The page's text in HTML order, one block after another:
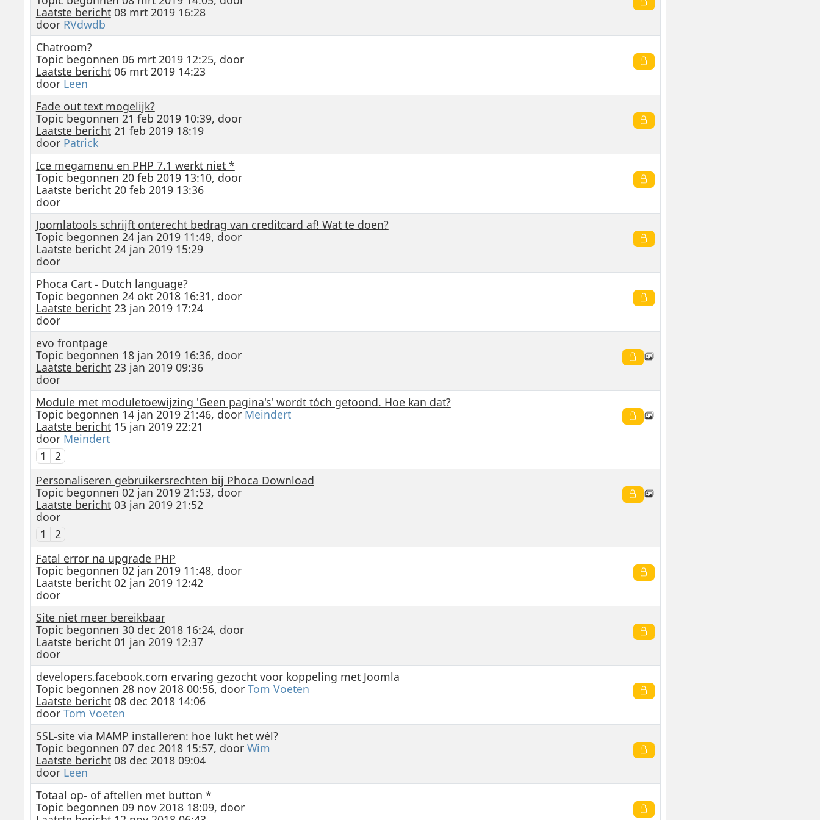
Laatste bericht08 mrt 2019 16:28
door RVdwdb
Chatroom?
Topic begonnen 06 mrt 2019 12:25, door
Laatste bericht06 mrt 2019 14:23
door Leen
Fade out text mogelijk?
Topic begonnen 21 feb 2019 10:39, door
Laatste bericht21 feb 2019 18:19
door Patrick
Ice megamenu en PHP 7.1 werkt niet *
Topic begonnen 20 feb 2019 13:10, door
Laatste bericht20 feb 2019 13:36
door
Joomlatools schrijft onterecht bedrag van creditcard af! Wat te doen?
Topic begonnen 24 jan 2019 11:49, door
Laatste bericht24 jan 2019 15:29
door
Phoca Cart - Dutch language?
Topic begonnen 24 okt 2018 16:31, door
Laatste bericht23 jan 2019 17:24
door
evo frontpage
Topic begonnen 18 jan 2019 16:36, door
Laatste bericht23 jan 2019 09:36
door
Module met moduletoewijzing 'Geen pagina's' wordt tóch getoond. Hoe kan dat?
Topic begonnen 14 jan 2019 21:46, door Meindert
Laatste bericht15 jan 2019 22:21
door Meindert
1
2
Personaliseren gebruikersrechten bij Phoca Download
Topic begonnen 02 jan 2019 21:53, door
Laatste bericht03 jan 2019 21:52
door
1
2
Fatal error na upgrade PHP
Topic begonnen 02 jan 2019 11:48, door
Laatste bericht02 jan 2019 12:42
door
Site niet meer bereikbaar
Topic begonnen 30 dec 2018 16:24, door
Laatste bericht01 jan 2019 12:37
door
developers.facebook.com ervaring gezocht voor koppeling met Joomla
Topic begonnen 28 nov 2018 00:56, door Tom Voeten
Laatste bericht08 dec 2018 14:06
door Tom Voeten
SSL-site via MAMP installeren: hoe lukt het wél?
Topic begonnen 07 dec 2018 15:57, door Wim
Laatste bericht08 dec 2018 09:04
door Leen
Totaal op- of aftellen met button *
Topic begonnen 09 nov 2018 18:09, door